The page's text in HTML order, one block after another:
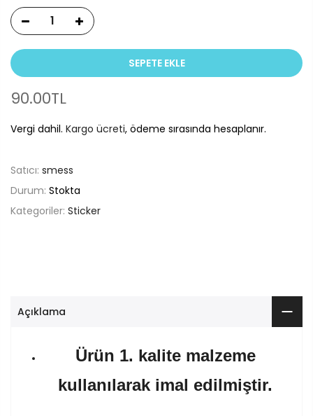
SEPETE EKLE
90.00TL
Vergi dahil. Kargo ücreti, ödeme sırasında hesaplanır.
Satıcı: smess
Durum: Stokta
Kategoriler: Sticker
Açıklama
Ürün 1. kalite malzeme
kullanılarak imal edilmiştir.